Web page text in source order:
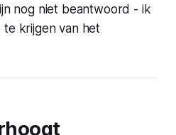
nog niet beantwoord - ik
te krijgen van het